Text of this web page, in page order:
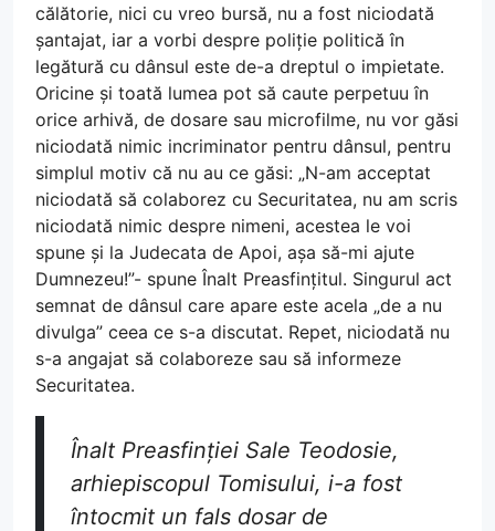
călătorie, nici cu vreo bursă, nu a fost niciodată
șantajat, iar a vorbi despre poliție politică în
legătură cu dânsul este de-a dreptul o impietate.
Oricine și toată lumea pot să caute perpetuu în
orice arhivă, de dosare sau microfilme, nu vor găsi
niciodată nimic incriminator pentru dânsul, pentru
simplul motiv că nu au ce găsi: „N-am acceptat
niciodată să colaborez cu Securitatea, nu am scris
niciodată nimic despre nimeni, acestea le voi
spune și la Judecata de Apoi, așa să-mi ajute
Dumnezeu!”- spune Înalt Preasfințitul. Singurul act
semnat de dânsul care apare este acela „de a nu
divulga” ceea ce s-a discutat. Repet, niciodată nu
s-a angajat să colaboreze sau să informeze
Securitatea.
Înalt Preasfinției Sale Teodosie,
arhiepiscopul Tomisului, i-a fost
întocmit un fals dosar de